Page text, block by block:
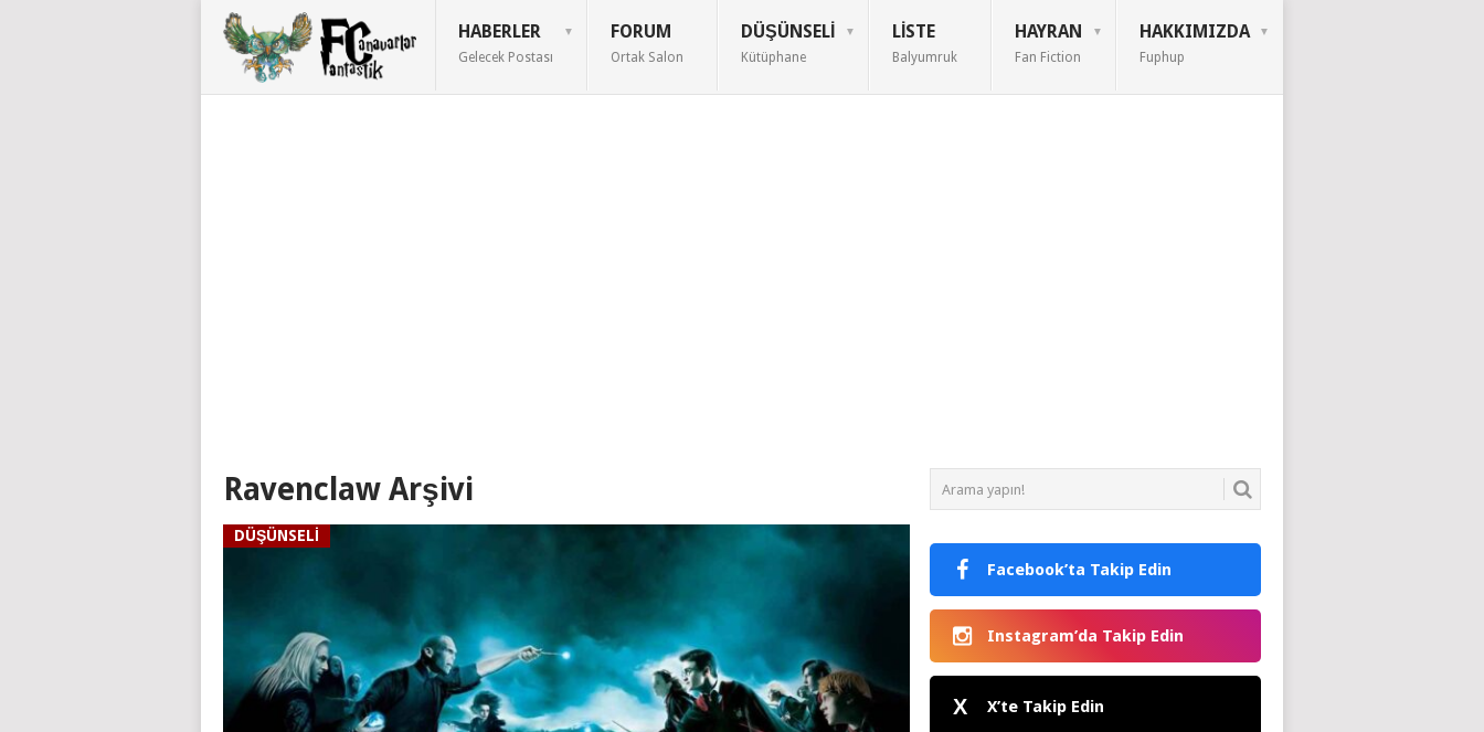
HABERLER
Gelecek Postası
FORUM
Ortak Salon
DÜŞÜNSELI
Kütüphane
LISTE
Balyumruk
HAYRAN
Fan Fiction
HAKKIMIZDA
Fuphup
Ravenclaw Arşivi
DÜŞÜNSELI
Facebook’ta Takip Edin
Instagram’da Takip Edin
X X’te Takip Edin